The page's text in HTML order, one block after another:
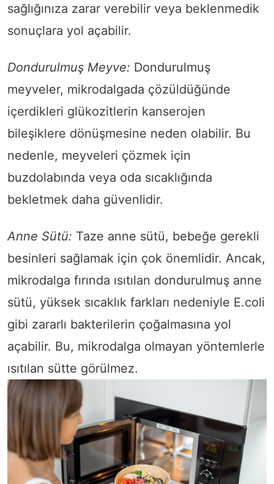
sağlığınıza zarar verebilir veya beklenmedik
sonuçlara yol açabilir.
Dondurulmuş Meyve: Dondurulmuş
meyveler, mikrodalgada çözüldüğünde
içerdikleri glükozitlerin kanserojen
bileşiklere dönüşmesine neden olabilir. Bu
nedenle, meyveleri çözmek için
buzdolabında veya oda sıcaklığında
bekletmek daha güvenlidir.
Anne Sütü: Taze anne sütü, bebeğe gerekli
besinleri sağlamak için çok önemlidir. Ancak,
mikrodalga fırında ısıtılan dondurulmuş anne
sütü, yüksek sıcaklık farkları nedeniyle E.coli
gibi zararlı bakterilerin çoğalmasına yol
açabilir. Bu, mikrodalga olmayan yöntemlerle
ısıtılan sütte görülmez.